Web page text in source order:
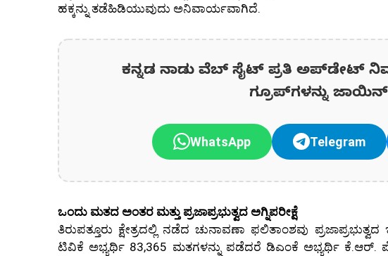
ಹಕ್ಕನ್ನು ತಡೆಹಿಡಿಯುವುದು ಅನಿವಾರ್ಯವಾಗಿದೆ.
ಕನ್ನಡ ನಾಡು ವೆಬ್ ಸೈಟ್ ಪ್ರತಿ ಅಪ್‌ಡೇಟ್‌
ಗ್ರೂಪ್‌ಗಳನ್ನು
WhatsApp Telegram
ಒಂದು ಮತದ ಅಂತರ ಮತ್ತು ಪ್ರಜಾಪ್ರಭುತ್ವದ ಅಗ್ನಿಪರೀಕ್ಷೆ
ತಿರುಪತ್ತೂರು ಕ್ಷೇತ್ರದಲ್ಲಿ ನಡೆದ ಚುನಾವಣಾ ಫಲಿತಾಂಶವು
ಟಿವಿಕೆ ಅಭ್ಯರ್ಥಿ 83,365 ಮತಗಳನ್ನು ಪಡೆದರೆ ಡಿಎಂಕೆ ಅಭ್ಯರ್ಥಿ ಕೆ.ಆರ್.